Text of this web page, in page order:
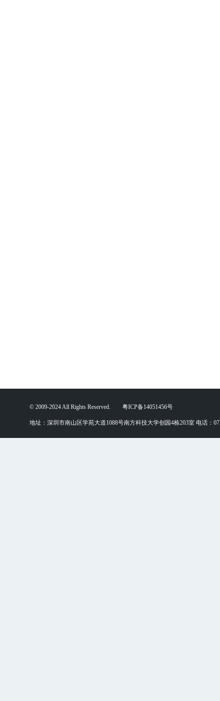
© 2009-2024 All Rights Reserved. 粤ICP备14051456号
地址：深圳市南山区学苑大道1088号南方科技大学创园4栋203室 电话：